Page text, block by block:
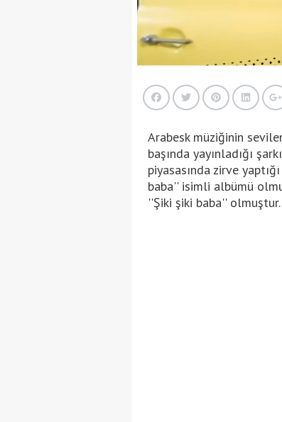
Arabesk müziğinin
başında yayınladığı
piyasasında zirve
baba'' isimli albümü
''Şiki şiki baba'' olmuştur.